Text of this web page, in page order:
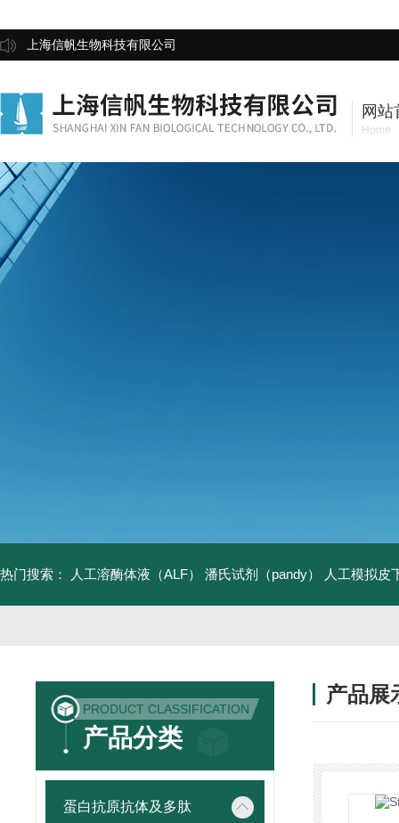
上海信帆生物科技有限公司
网站
Home
热门搜索： 人工溶酶体液（ALF） 潘氏试剂（pandy） 人工模拟皮
PRODUCT CLASSIFICATION
产品分类
蛋白抗原抗体及多肽
产品展